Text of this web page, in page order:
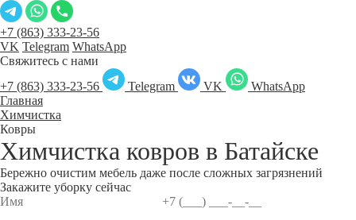
+7 (863) 333-23-56
VK Telegram WhatsApp
Свяжитесь с нами
+7 (863) 333-23-56
Telegram VK
WhatsApp
Главная
Химчистка
Ковры
Химчистка ковров в Батайске
Бережно очистим мебель даже после сложных загрязнений
Закажите уборку сейчас